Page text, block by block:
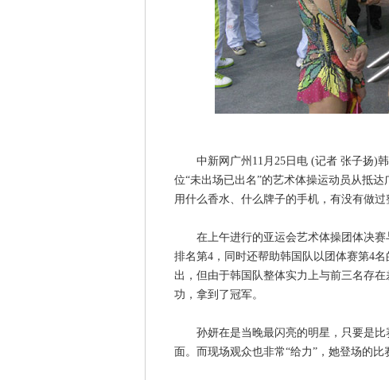
中新网广州11月25日电 (记者 张子扬)韩
位“未出场已出名”的艺术体操运动员从抵
用什么香水、什么牌子的手机，有没有做过
在上午进行的亚运会艺术体操团体决赛
排名第4，同时还帮助韩国队以团体赛第4
出，但由于韩国队整体实力上与前三名存
功，拿到了冠军。
孙妍在是当晚最闪亮的明星，只要是比
面。而现场观众也非常“给力”，她登场的